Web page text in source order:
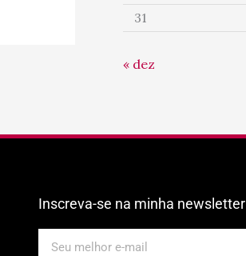
31
« dez
Inscreva-se na minha newsletter